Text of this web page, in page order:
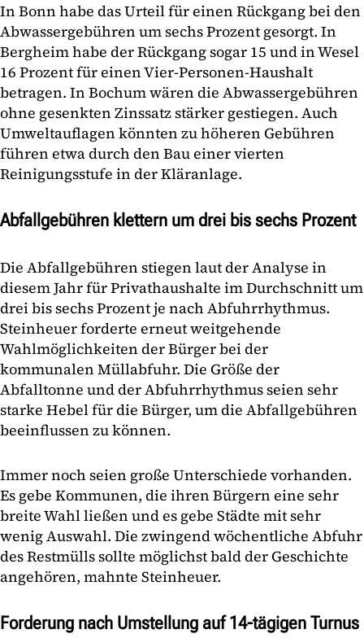
In Bonn habe das Urteil für einen Rückgang bei den
Abwassergebühren um sechs Prozent gesorgt. In
Bergheim habe der Rückgang sogar 15 und in Wesel
16 Prozent für einen Vier-Personen-Haushalt
betragen. In Bochum wären die Abwassergebühren
ohne gesenkten Zinssatz stärker gestiegen. Auch
Umweltauflagen könnten zu höheren Gebühren
führen etwa durch den Bau einer vierten
Reinigungsstufe in der Kläranlage.
Abfallgebühren klettern um drei bis sechs Prozent
Die Abfallgebühren stiegen laut der Analyse in
diesem Jahr für Privathaushalte im Durchschnitt um
drei bis sechs Prozent je nach Abfuhrrhythmus.
Steinheuer forderte erneut weitgehende
Wahlmöglichkeiten der Bürger bei der
kommunalen Müllabfuhr. Die Größe der
Abfalltonne und der Abfuhrrhythmus seien sehr
starke Hebel für die Bürger, um die Abfallgebühren
beeinflussen zu können.
Immer noch seien große Unterschiede vorhanden.
Es gebe Kommunen, die ihren Bürgern eine sehr
breite Wahl ließen und es gebe Städte mit sehr
wenig Auswahl. Die zwingend wöchentliche Abfuhr
des Restmülls sollte möglichst bald der Geschichte
angehören, mahnte Steinheuer.
Forderung nach Umstellung auf 14-tägigen Turnus